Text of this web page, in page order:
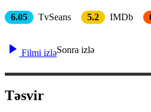
6.05 TvSeans 5.2 IMDb
Filmi izləSonra izlə
Təsvir